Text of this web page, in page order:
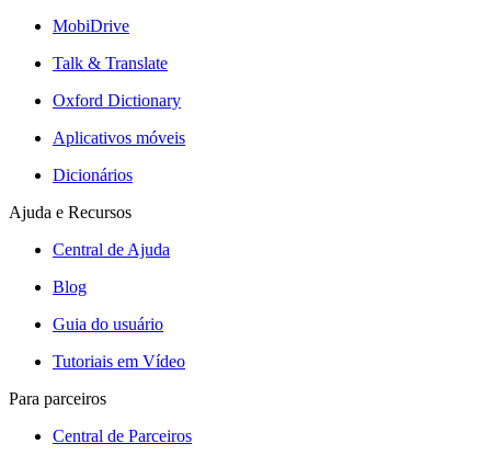
MobiDrive
Talk & Translate
Oxford Dictionary
Aplicativos móveis
Dicionários
Ajuda e Recursos
Central de Ajuda
Blog
Guia do usuário
Tutoriais em Vídeo
Para parceiros
Central de Parceiros